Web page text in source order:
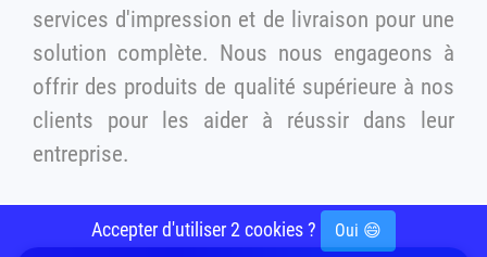
services d'impression et de livraison pour une
solution complète. Nous nous engageons à
offrir des produits de qualité supérieure à nos
clients pour les aider à réussir dans leur
entreprise.
Accepter d'utiliser 2 cookies ? Oui 😄